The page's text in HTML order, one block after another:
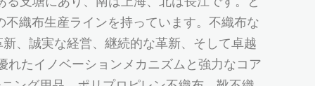
織布生産ラインを持っています。不織布な
、誠実な経営、継続的な革新、そして卓越
たイノベーションメカニズムと強力なコア